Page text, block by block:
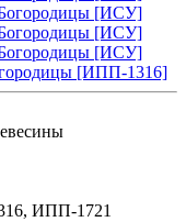
[ИПП-1316]
ИПП-1721